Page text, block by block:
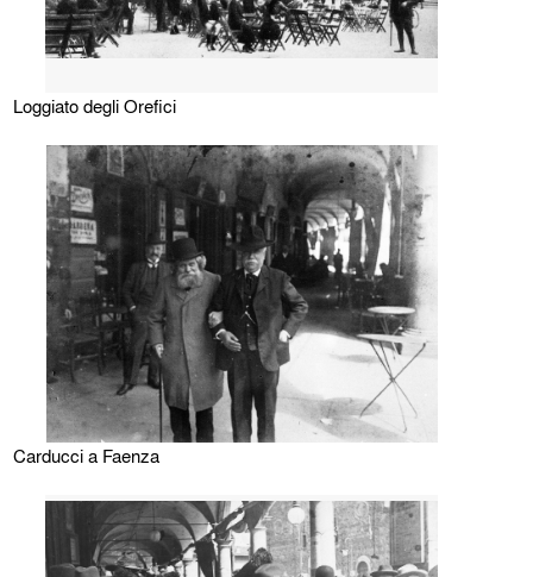
Loggiato degli Orefici
Carducci a Faenza